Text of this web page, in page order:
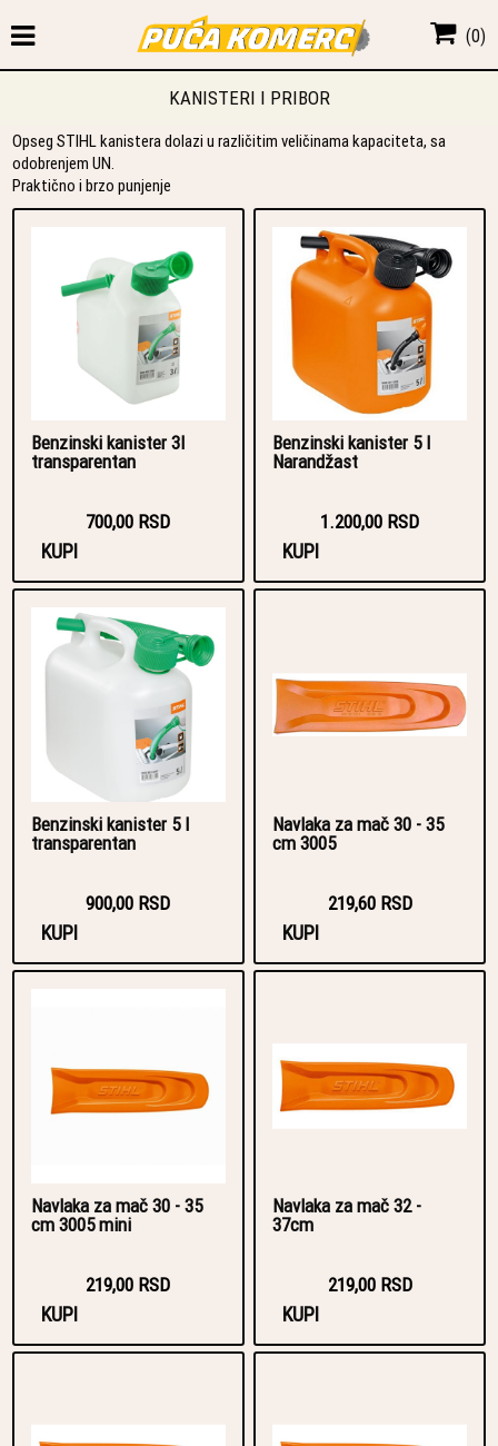
(0)
KANISTERI I PRIBOR
Opseg STIHL kanistera dolazi u različitim veličinama kapaciteta, sa
odobrenjem UN.
Praktično i brzo punjenje
Benzinski kanister 3l
transparentan
700,00 RSD
KUPI
Benzinski kanister 5 l
Narandžast
1.200,00 RSD
KUPI
Benzinski kanister 5 l
transparentan
900,00 RSD
KUPI
Navlaka za mač 30 - 35
cm 3005
219,60 RSD
KUPI
Navlaka za mač 30 - 35
cm 3005 mini
219,00 RSD
KUPI
Navlaka za mač 32 -
37cm
219,00 RSD
KUPI